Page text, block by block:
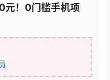
元！0门槛手机项